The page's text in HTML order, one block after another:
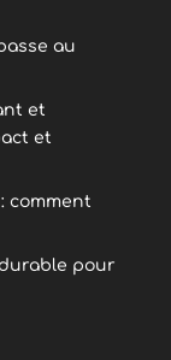
au
et
et
comment
pour